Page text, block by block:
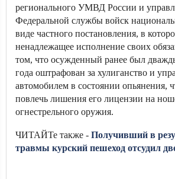
регионального УМВД России и
Федеральной службы войск
виде частного постановления, в
ненадлежащее исполнение своих
том, что осужденный ранее был
года оштрафован за хулиганство и
автомобилем в состоянии опьянения,
повлечь лишения его лицензии на
огнестрельного оружия.
ЧИТАЙТе также - Получивший в
травмы курский пешеход отсудил